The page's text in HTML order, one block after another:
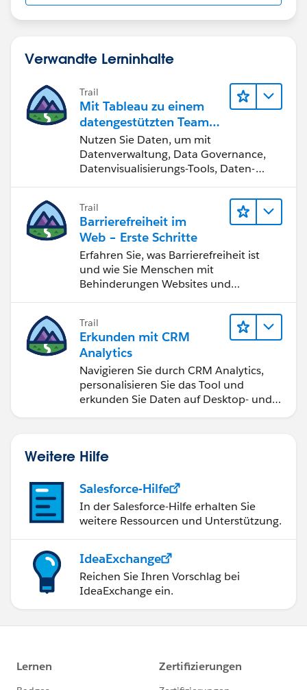
Verwandte Lerninhalte
Trail
Mit Tableau zu einem
datengestützten Team
werden
Nutzen Sie Daten, um mit
Datenverwaltung, Data Governance,
Datenvisualisierungs-Tools, Daten-
bessere Geschäftsergebnisse zu
erzielen.
Trail
Barrierefreiheit im
Web – Erste Schritte
Erfahren Sie, was Barrierefreiheit ist
und wie Sie Menschen mit
Behinderungen Websites und
Trail
Erkunden mit CRM
Analytics
Navigieren Sie durch CRM Analytics,
personalisieren Sie das Tool und
erkunden Sie Daten auf Desktop- und
Weitere Hilfe
Salesforce-Hilfe
In der Salesforce-Hilfe erhalten Sie
weitere Ressourcen und Unterstützung.
IdeaExchange
Reichen Sie Ihren Vorschlag bei
IdeaExchange ein.